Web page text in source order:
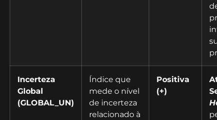
Incerteza
Global
(GLOBAL_UN)
Índice que
mede o nível
de incerteza
relacionado à
Positiva
(+)